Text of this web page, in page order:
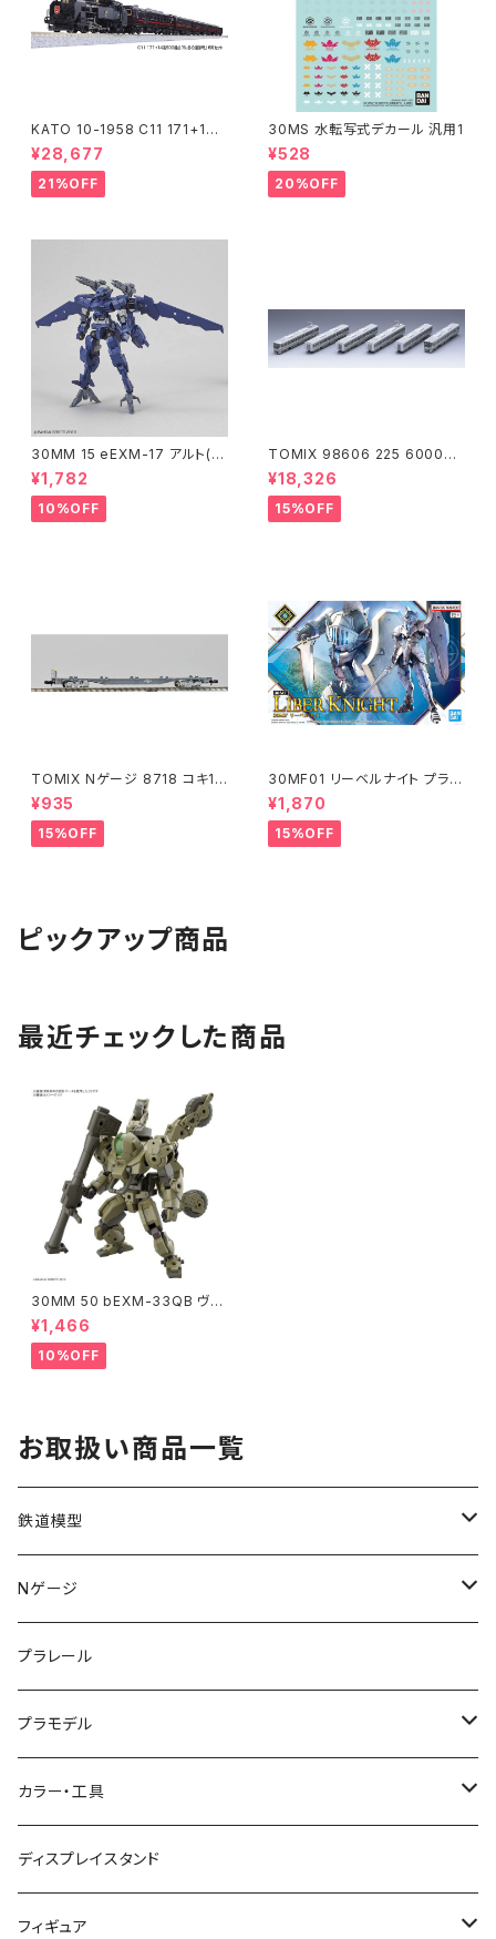
KATO 10-1958 C11 171+14
系｢SL冬の湿原号｣ 6両セット
特企品 Nゲージ 鉄道模型 北海
道（新品 在庫品）
¥28,677
21%OFF
30MS 水転写式デカール 汎用1
¥528
20%OFF
30MM 15 eEXM-17 アルト(空
中戦仕様)ネイビー
¥1,782
10%OFF
TOMIX 98606 225 6000系
(6両) 鉄道模型
¥18,326
15%OFF
TOMIX Nゲージ 8718 コキ10
7 (増備型・コンテナなし) 鉄道
模型
¥935
15%OFF
30MF01 リーベルナイト プラモ
デル（新品 在庫品）
¥1,870
15%OFF
ピックアップ商品
最近チェックした商品
30MM 50 bEXM-33QB ヴォ
ルパノヴァ(クアッドバイク)
¥1,466
10%OFF
お取扱い商品一覧
鉄道模型
KATO (N)
TOMIX (N)
マイクロエース (N)
グリーンマックス (N)
その他メーカー (N)
KATO (HO)
Nゲージ
車両
入門セット
レール
ストラクチャー
プラレール
プラモデル
ガンプラ
PG
MG
カーモデル（車プラモ）
バイクプラモ
カラー・工具
工具（ツール）
塗料
ディスプレイスタンド
フィギュア